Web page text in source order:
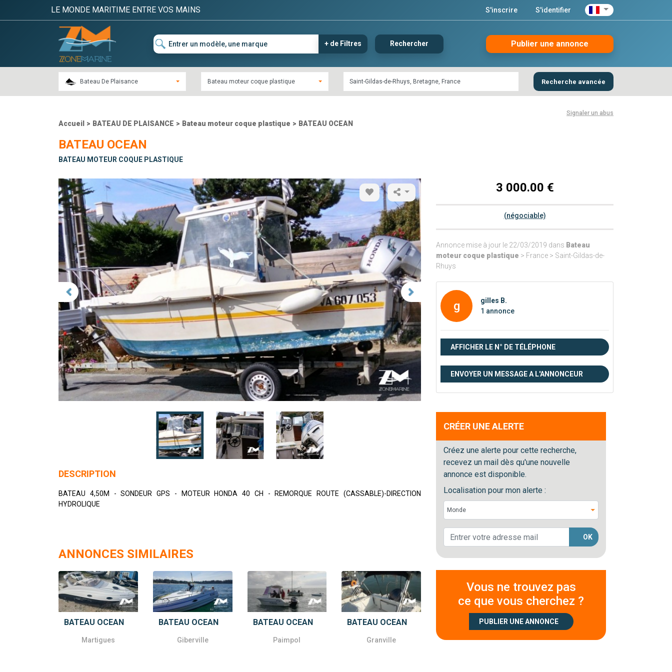
LE MONDE MARITIME ENTRE VOS MAINS S'inscrire S'identifier
+ de Filtres Rechercher Publier une annonce
Bateau De Plaisance Bateau moteur coque plastique Recherche avancée
Signaler un abus
Accueil > BATEAU DE PLAISANCE > Bateau moteur coque plastique > BATEAU OCEAN
BATEAU OCEAN
BATEAU MOTEUR COQUE PLASTIQUE
DESCRIPTION
BATEAU 4,50M - SONDEUR GPS - MOTEUR HONDA 40 CH - REMORQUE ROUTE (CASSABLE)-DIRECTION
HYDROLIQUE
ANNONCES SIMILAIRES
BATEAU OCEAN
Martigues
BATEAU OCEAN
Giberville
BATEAU OCEAN
Paimpol
BATEAU OCEAN
Granville
3 000.00 €
(négociable)
Annonce mise à jour le 22/03/2019 dans Bateau
moteur coque plastique > France > Saint-Gildas-de-
Rhuys
g
gilles B.
1 annonce
AFFICHER LE N° DE TÉLÉPHONE
ENVOYER UN MESSAGE A L'ANNONCEUR
CRÉER UNE ALERTE
Créez une alerte pour cette recherche,
recevez un mail dès qu'une nouvelle
annonce est disponible.
Localisation pour mon alerte :
OK
Vous ne trouvez pas
ce que vous cherchez ?
PUBLIER UNE ANNONCE